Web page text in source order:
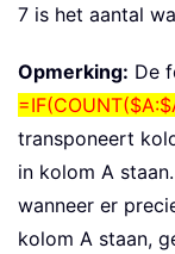
7 is het aantal
Opmerking: De
transponeert
in kolom A
wanneer er
kolom A staan,